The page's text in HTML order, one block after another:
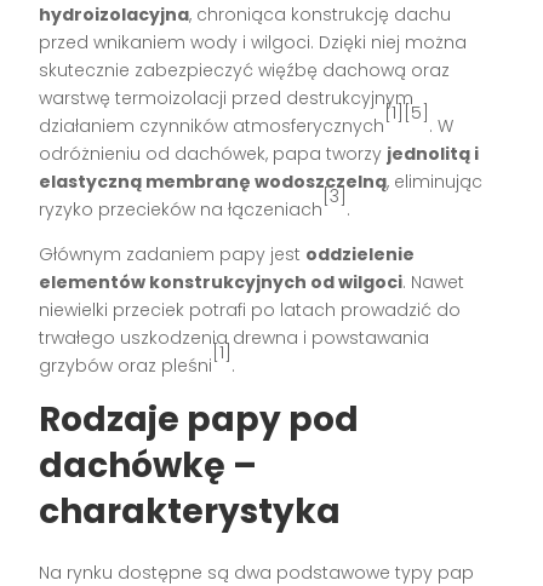
hydroizolacyjna, chroniąca konstrukcję dachu
przed wnikaniem wody i wilgoci. Dzięki niej można
skutecznie zabezpieczyć więźbę dachową oraz
warstwę termoizolacji przed destrukcyjnym
działaniem czynników atmosferycznych
[1][5]
. W
odróżnieniu od dachówek, papa tworzy jednolitą i
elastyczną membranę wodoszczelną, eliminując
ryzyko przecieków na łączeniach
[3]
.
Głównym zadaniem papy jest oddzielenie
elementów konstrukcyjnych od wilgoci. Nawet
niewielki przeciek potrafi po latach prowadzić do
trwałego uszkodzenia drewna i powstawania
grzybów oraz pleśni
[1]
.
Rodzaje papy pod
dachówkę –
charakterystyka
Na rynku dostępne są dwa podstawowe typy pap